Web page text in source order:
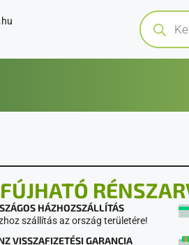
HÁZHOZSZÁLLÍTÁS
szállítás az ország területére!
VISSZAFIZETÉSI GARANCIA